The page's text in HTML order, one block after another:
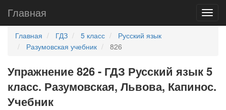
Главная
Главная ГДЗ 5 класс
Русский язык
Разумовская учебник
826
Упражнение 826 - ГДЗ Русский язык 5
класс. Разумовская, Львова, Капинос.
Учебник